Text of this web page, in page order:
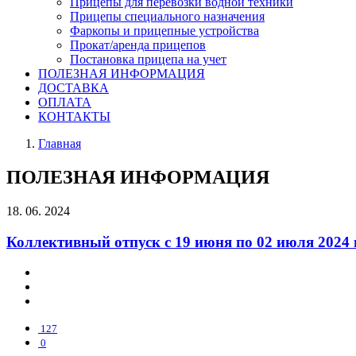
Прицепы специального назначения
Фаркопы и прицепные устройства
Прокат/аренда прицепов
Постановка прицепа на учет
ПОЛЕЗНАЯ ИНФОРМАЦИЯ
ДОСТАВКА
ОПЛАТА
КОНТАКТЫ
Главная
ПОЛЕЗНАЯ ИНФОРМАЦИЯ
18. 06. 2024
Коллективный отпуск с 19 июня по 02 июля 2024
127
0